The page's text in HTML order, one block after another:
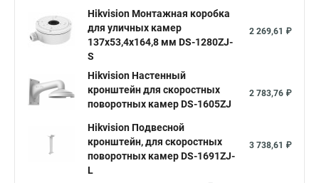
Hikvision Монтажная коробка
для уличных камер
137x53,4x164,8 мм DS-1280ZJ-
S
2 269,61 ₽
Hikvision Настенный
кронштейн для скоростных
поворотных камер DS-1605ZJ
2 783,76 ₽
Hikvision Подвесной
кронштейн, для скоростных
поворотных камер DS-1691ZJ-
L
3 738,61 ₽